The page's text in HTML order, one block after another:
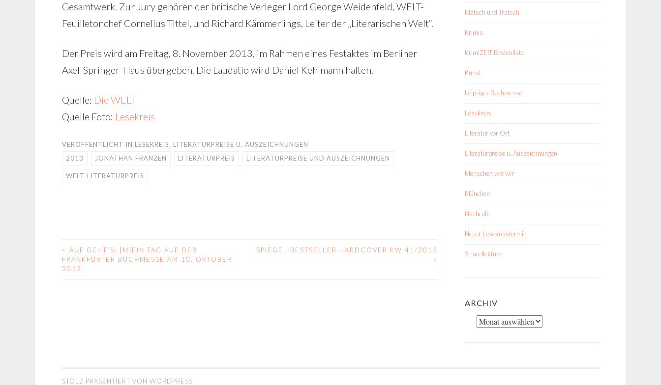
Gesamtwerk. Zur Jury gehören der britische Verleger Lord George Weidenfeld, WELT-
Feuilletonchef Cornelius Tittel, und Richard Kämmerlings, Leiter der „Literarischen Welt“.
Der Preis wird am Freitag, 8. November 2013, im Rahmen eines Festaktes im Berliner
Axel-Springer-Haus übergeben. Die Laudatio wird Daniel Kehlmann halten.
Quelle: Die WELT
Quelle Foto: Lesekreis
VERÖFFENTLICHT IN LESEKREIS, LITERATURPREISE U. AUSZEICHNUNGEN
2013
JONATHAN FRANZEN LITERATURPREIS LITERATURPREISE UND AUSZEICHNUNGEN
WELT-LITERATURPREIS
BEITRAGS-
< AUF GEHT´S: [M]EIN TAG AUF DER
FRANKFURTER BUCHMESSE AM 10. OKTOBER
2013
SPIEGEL-BESTSELLER HARDCOVER KW 41/2013
>
Klatsch und Tratsch
Krimis
KrimiZEIT-Bestenliste
Kunst
Leipziger Buchmesse
Lesekreis
Literatur vor Ort
Literaturpreise u. Auszeichnungen
Menschen wie wir
München
Nachrufe
Neuer Lesekreistermin
Strandlektüre
ARCHIV
Archiv
STOLZ PRÄSENTIERT VON WORDPRESS